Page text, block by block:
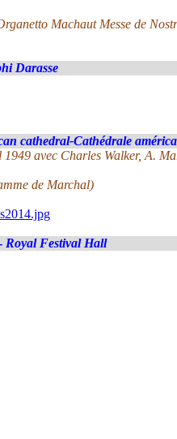
Machaut Messe de
Darasse
cathedral-Cathédrale
avec Charles Walker, A.
de Marchal)
Royal Festival Hall